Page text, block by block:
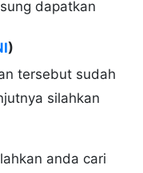
dapatkan
)
tersebut sudah
silahkan
anda cari